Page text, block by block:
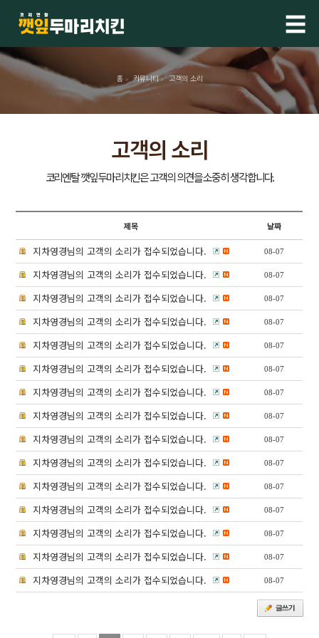
☰
홈 > 커뮤니티 > 고객의 소리
고객의 소리
제목 날짜
지차영경님의 고객의 소리가 접수되었습니다. 08-07
지차영경님의 고객의 소리가 접수되었습니다. 08-07
지차영경님의 고객의 소리가 접수되었습니다. 08-07
지차영경님의 고객의 소리가 접수되었습니다. 08-07
지차영경님의 고객의 소리가 접수되었습니다. 08-07
지차영경님의 고객의 소리가 접수되었습니다. 08-07
지차영경님의 고객의 소리가 접수되었습니다. 08-07
지차영경님의 고객의 소리가 접수되었습니다. 08-07
지차영경님의 고객의 소리가 접수되었습니다. 08-07
지차영경님의 고객의 소리가 접수되었습니다. 08-07
지차영경님의 고객의 소리가 접수되었습니다. 08-07
지차영경님의 고객의 소리가 접수되었습니다. 08-07
지차영경님의 고객의 소리가 접수되었습니다. 08-07
지차영경님의 고객의 소리가 접수되었습니다. 08-07
지차영경님의 고객의 소리가 접수되었습니다. 08-07